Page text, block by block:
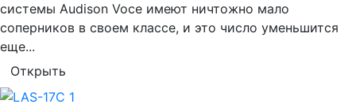
системы Audison Voce имеют ничтожно мало
соперников в своем классе, и это число уменьшится
еще...
Открыть